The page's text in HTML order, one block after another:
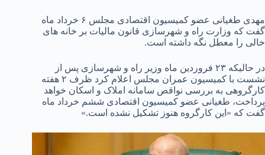
مهدی طغیانی عضو کمیسیون اقتصادی مجلس ۶ خرداد ماه
گفت که وزارت راه و شهرسازی قانون مالیات بر خانه های
خالی را معطل نگه داشته است.
در حالیکه ۲۳ فروردین ماه وزیر راه و شهرسازی پس از
نشست با کمیسیون عمران مجلس اعلام کرد ظرف ۲ هفته
کارگروهی به بررسی نواقص سامانه املاک و اسکان خواهد
پرداخت، طغیانی عضو کمیسیون اقتصادی ششم خرداد ماه
گفت که «این کارگروه هنوز تشکیل نشده است.»